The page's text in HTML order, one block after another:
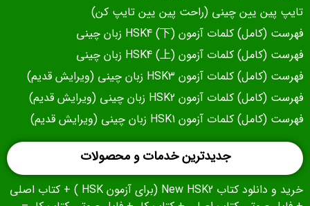
تایپ پین یین چینی (راحت پین یین تایپ کن)
فهرست (کامل) کلمات آزمون (下) HSK4 زبان چینی
فهرست (کامل) کلمات آزمون (上) HSK4 زبان چینی
فهرست (کامل) کلمات آزمون HSK3 زبان چینی (ویرایش قدیم)
فهرست (کامل) کلمات آزمون HSK2 زبان چینی (ویرایش قدیم)
فهرست (کامل) کلمات آزمون HSK1 زبان چینی (ویرایش قدیم)
جدیدترین خدمات و محصولات
خرید و دانلود کتاب New HSK2 (برای آزمون HSK ) + کتاب اصلی